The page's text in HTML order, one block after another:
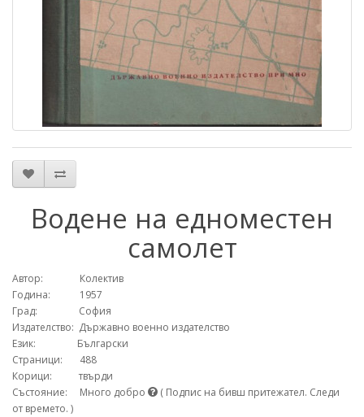
Водене на едноместен
самолет
Автор: Колектив
Година: 1957
Град: София
Издателство: Държавно военно издателство
Език: Български
Страници: 488
Корици: твърди
Състояние: Много добро
( Подпис на бивш притежател. Следи
от времето. )